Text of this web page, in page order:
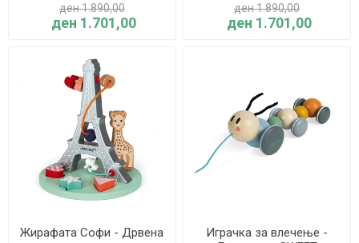
ден 1.890,00
ден 1.701,00
ден 1.890,00
ден 1.701,00
Жирафата Софи - Дрвена
Играчка за влечење -